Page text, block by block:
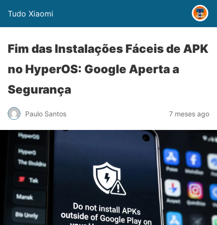
Tudo Xiaomi
Fim das Instalações Fáceis de APK
no HyperOS: Google Aperta a
Segurança
Paulo Santos 7 meses ago